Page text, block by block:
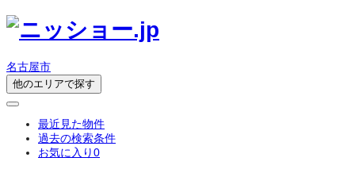
名古屋市
他のエリアで探す
最近見た物件
過去の検索条件
お気に入り0